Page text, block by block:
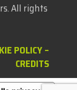
All rights
POLICY–
CREDITS